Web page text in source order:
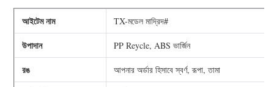
আইটেম নাম TX-মডেল মাদ্রিদ#
উপাদান PP Reycle, ABS ভার্জিন
রঙ আপনার অর্ডার হিসাবে স্বর্ণ, রূপা, তামা